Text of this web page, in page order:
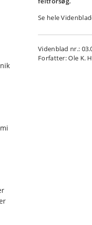
Se hele
Videnblad nr.:
Forfatter: Ole K.